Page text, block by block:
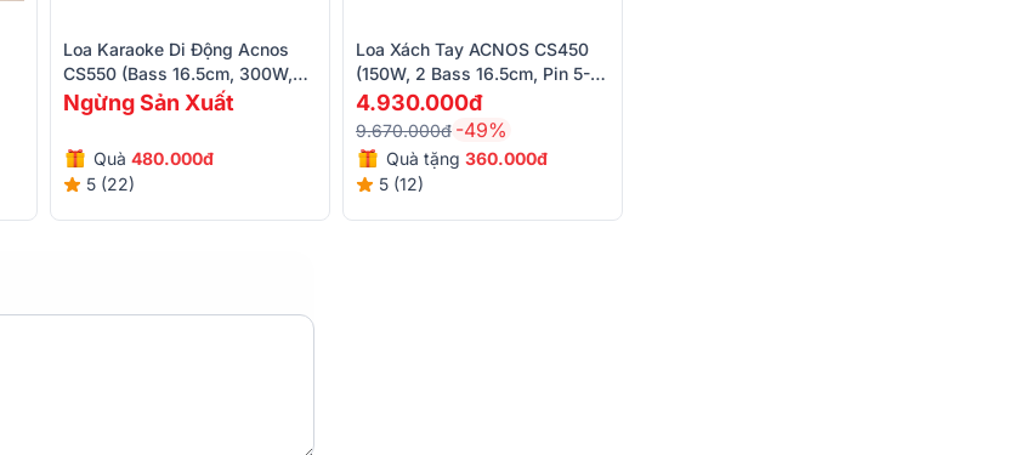
Loa Karaoke Di Động Acnos
CS550 (Bass 16.5cm, 300W,
Kèm 2 Micro, Pin 5-7h)
Ngừng Sản Xuất
Quà 480.000đ
5 (22)
Loa Xách Tay ACNOS CS450
(150W, 2 Bass 16.5cm, Pin 5-
7h)
4.930.000đ
9.670.000đ -49%
Quà tặng 360.000đ
5 (12)